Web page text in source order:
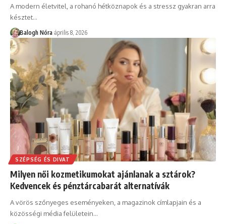
A modern életvitel, a rohanó hétköznapok és a stressz gyakran arra
késztet…
Balogh Nóra április 8, 2026
SZÉPSÉG ÉS DIVAT
Milyen női kozmetikumokat ajánlanak a sztárok?
Kedvencek és pénztárcabarát alternatívák
A vörös szőnyeges eseményeken, a magazinok címlapjain és a
közösségi média felületein…